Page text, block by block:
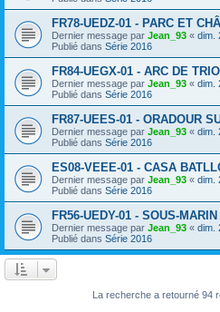
FR78-UEDZ-01 - PARC ET
Dernier message par Jean_93 « dim.
Publié dans Série 2016
FR84-UEGX-01 - ARC DE
Dernier message par Jean_93 « dim.
Publié dans Série 2016
FR87-UEES-01 - ORADOUR
Dernier message par Jean_93 « dim.
Publié dans Série 2016
ES08-VEEE-01 - CASA
Dernier message par Jean_93 « dim.
Publié dans Série 2016
FR56-UEDY-01 - SOUS-
Dernier message par Jean_93 « dim.
Publié dans Série 2016
La recherche a retourné 94